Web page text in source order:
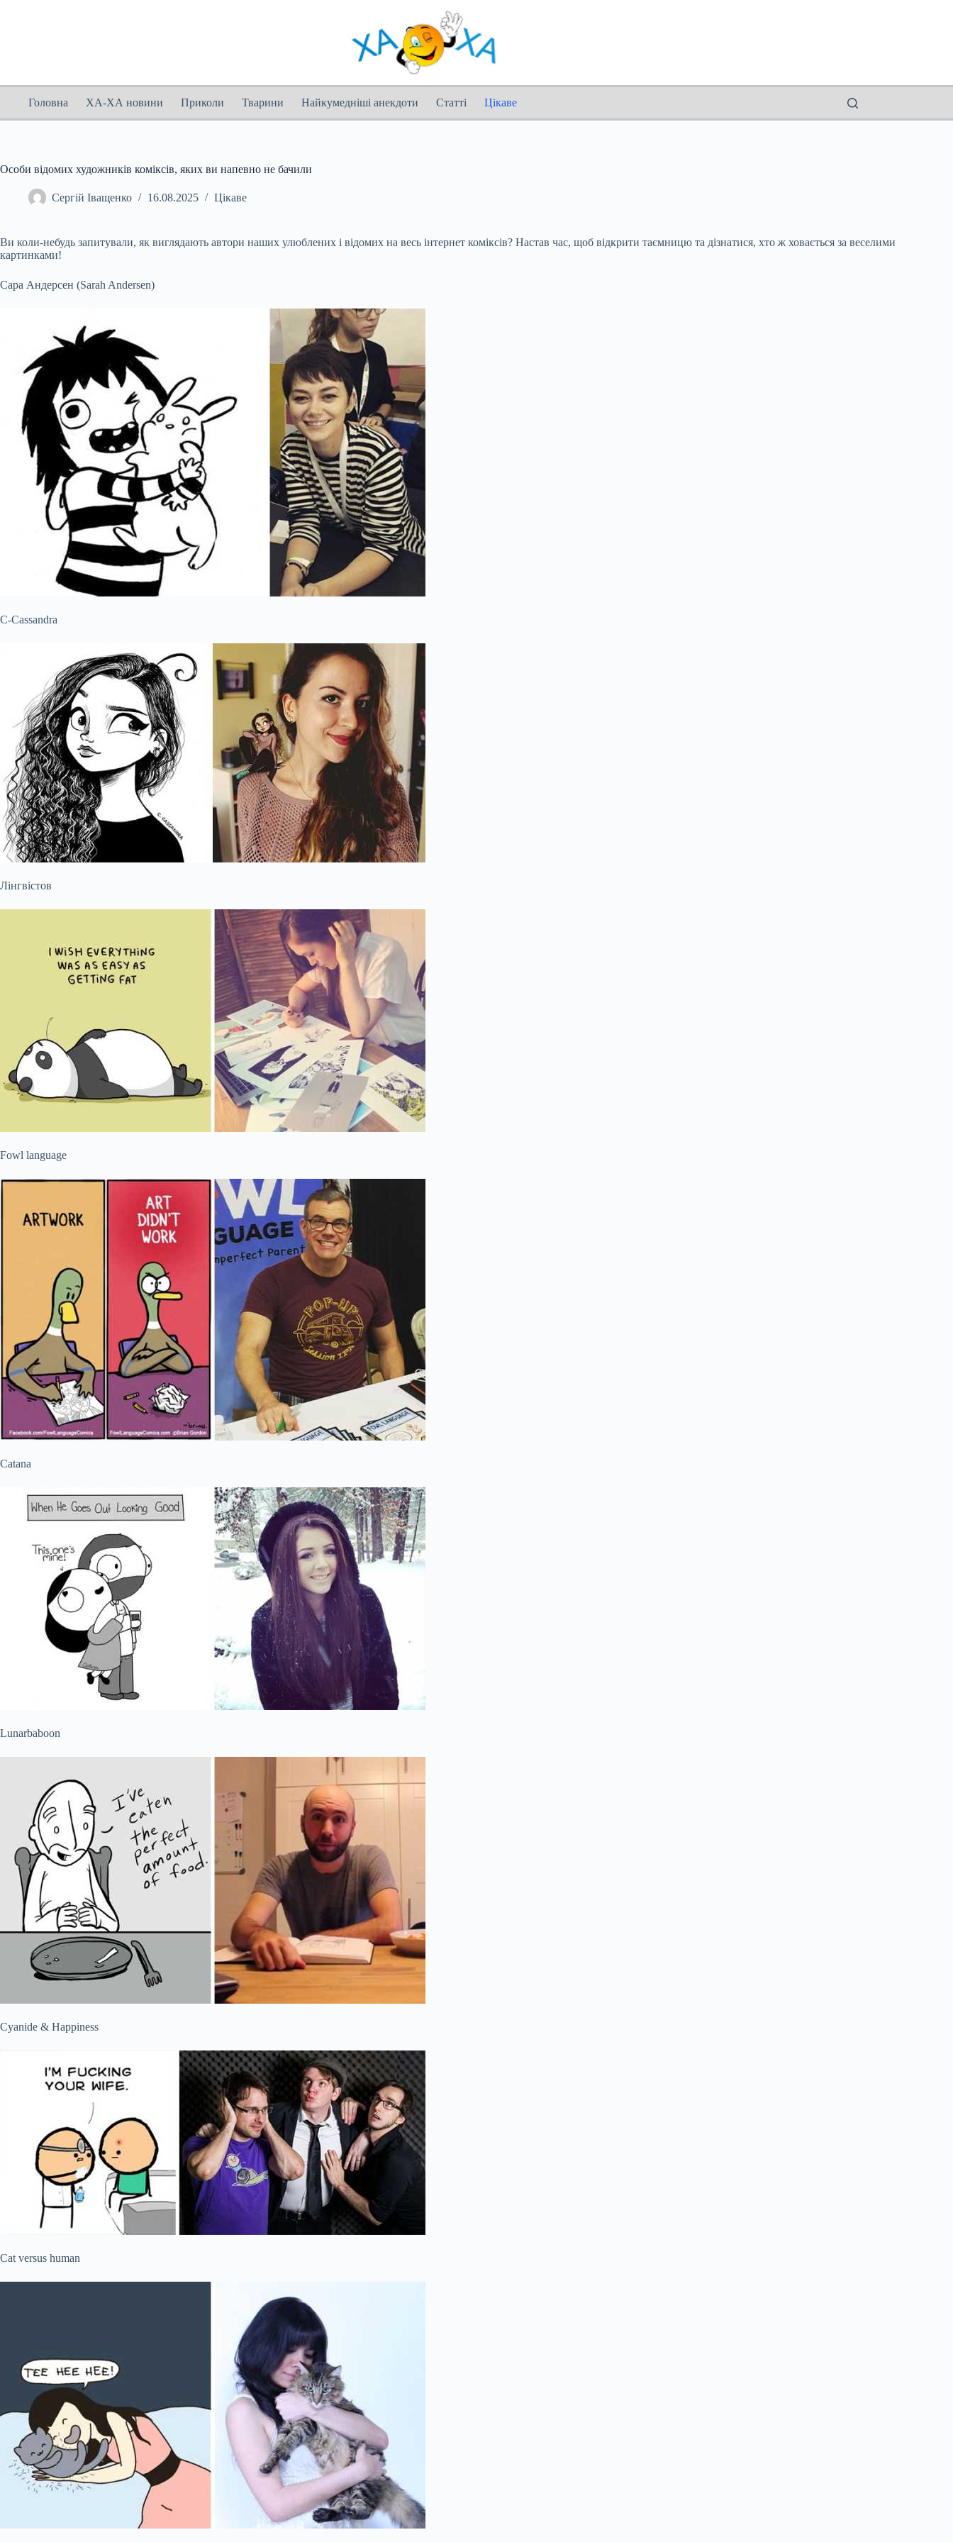
Головна ХА-ХА новини Приколи Тварини Найкумедніші анекдоти Статті Цікаве
Особи відомих художників коміксів, яких ви напевно не бачили
Сергій Іващенко 16.08.2025 Цікаве
Ви коли-небудь запитували, як виглядають автори наших улюблених і відомих на весь інтернет коміксів? Настав час, щоб відкрити таємницю та дізнатися, хто ж ховається за веселими
картинками!
Сара Андерсен (Sarah Andersen)
C-Cassandra
Лінгвістов
Fowl language
Catana
Lunarbaboon
Cyanide & Happiness
Cat versus human